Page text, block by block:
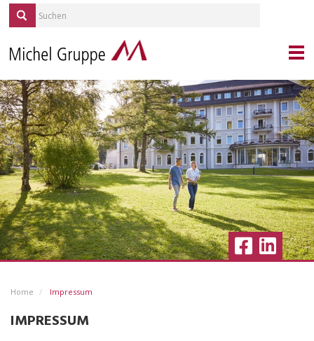
KONTAKT
PORTRAIT
MICHEL SERVICES
REPORTAGEN
QUELLE/ALP
KARRIERE
IMMOBILIEN
BLICKPUNKT GESUNDHEIT
Home Impressum
IMPRESSUM